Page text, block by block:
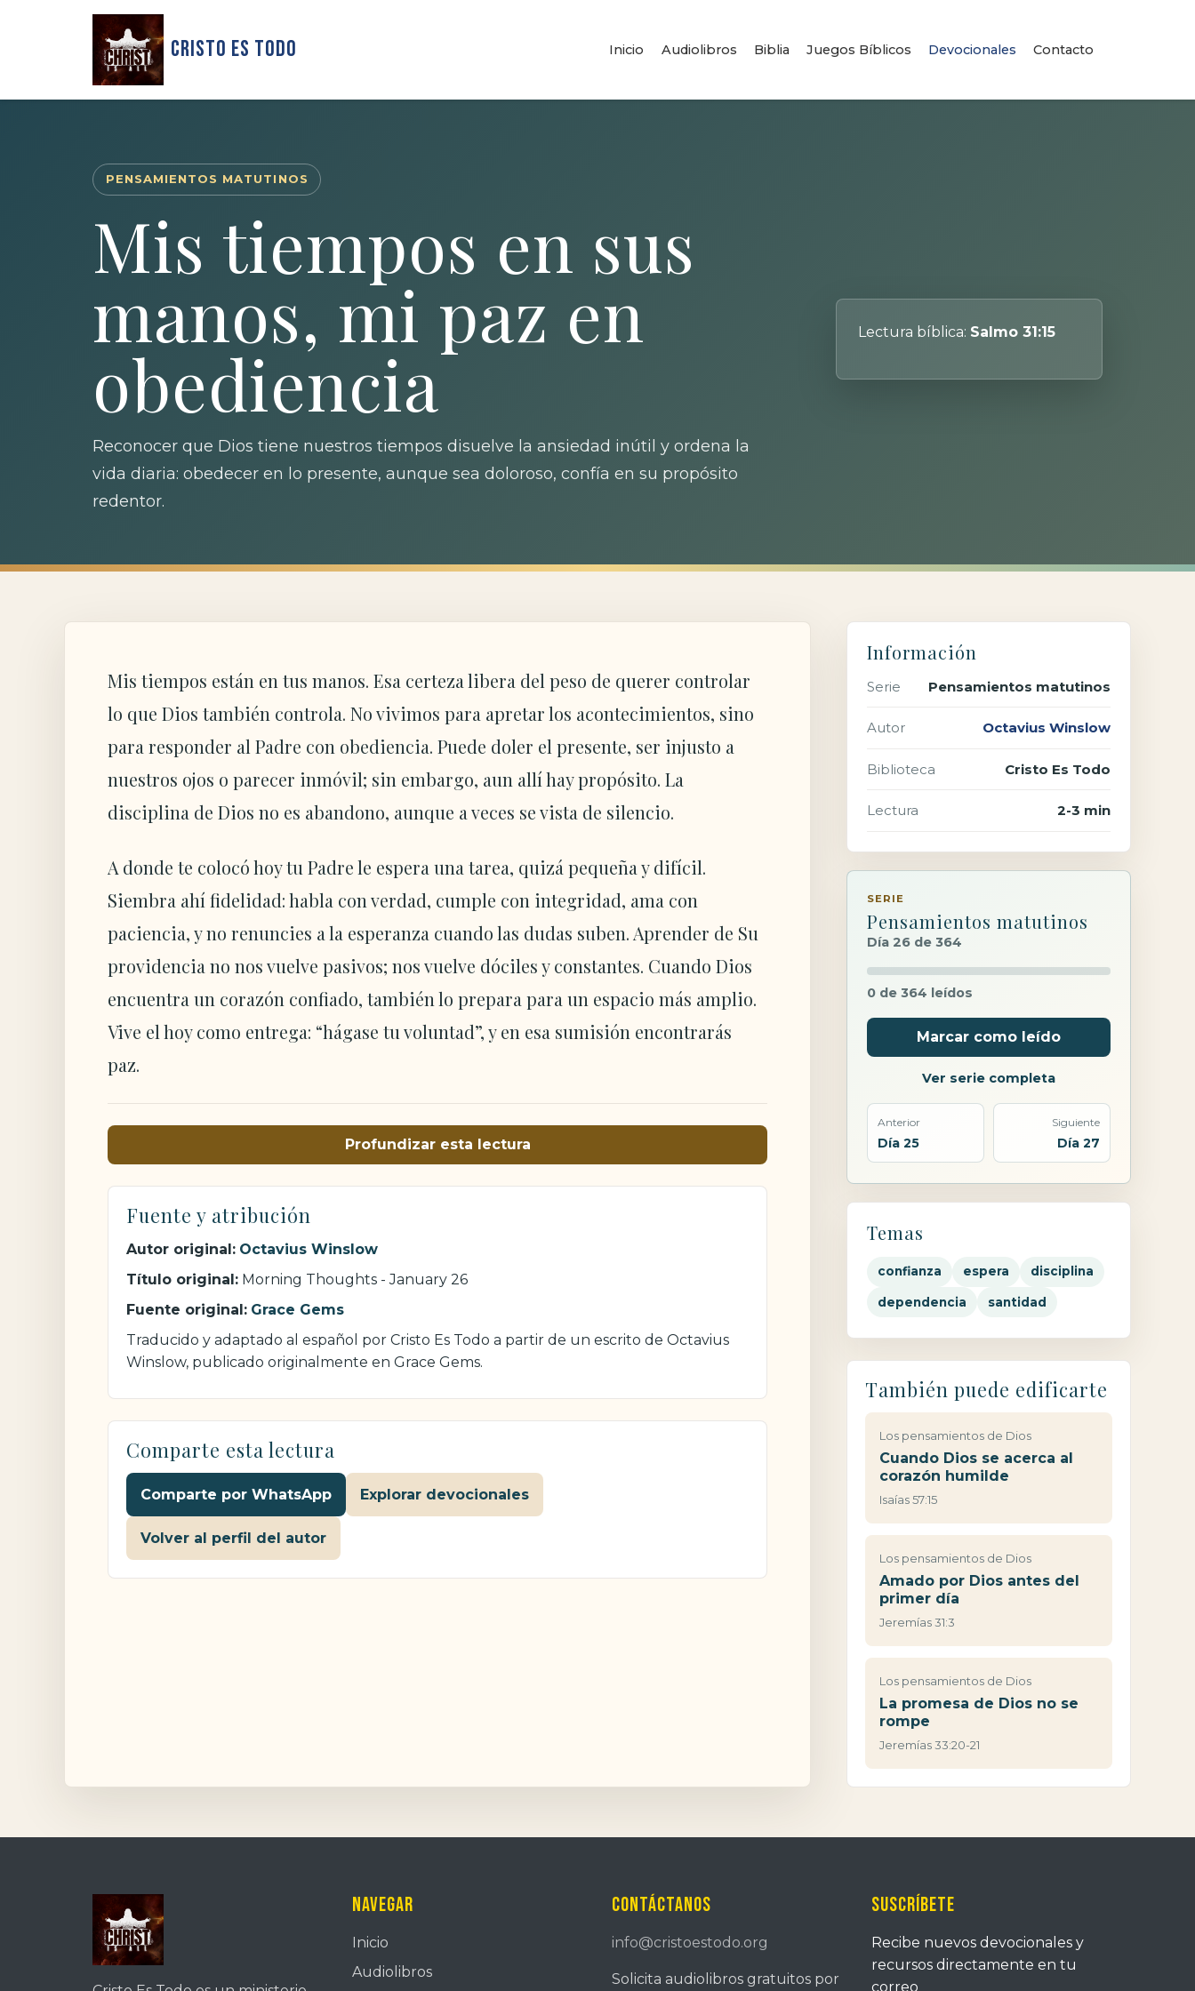
Cristo Es Todo Inicio Audiolibros Biblia Juegos Bíblicos Devocionales Contacto
PENSAMIENTOS MATUTINOS
Mis tiempos en sus
manos, mi paz en
obediencia
Reconocer que Dios tiene nuestros tiempos disuelve la ansiedad inútil y ordena la
vida diaria: obedecer en lo presente, aunque sea doloroso, confía en su propósito
redentor.
Lectura bíblica: Salmo 31:15
Mis tiempos están en tus manos. Esa certeza libera del peso de querer controlar
lo que Dios también controla. No vivimos para apretar los acontecimientos, sino
para responder al Padre con obediencia. Puede doler el presente, ser injusto a
nuestros ojos o parecer inmóvil; sin embargo, aun allí hay propósito. La
disciplina de Dios no es abandono, aunque a veces se vista de silencio.
A donde te colocó hoy tu Padre le espera una tarea, quizá pequeña y difícil.
Siembra ahí fidelidad: habla con verdad, cumple con integridad, ama con
paciencia, y no renuncies a la esperanza cuando las dudas suben. Aprender de Su
providencia no nos vuelve pasivos; nos vuelve dóciles y constantes. Cuando Dios
encuentra un corazón confiado, también lo prepara para un espacio más amplio.
Vive el hoy como entrega: “hágase tu voluntad”, y en esa sumisión encontrarás
paz.
Profundizar esta lectura
Fuente y atribución
Autor original: Octavius Winslow
Título original: Morning Thoughts - January 26
Fuente original: Grace Gems
Traducido y adaptado al español por Cristo Es Todo a partir de un escrito de Octavius
Winslow, publicado originalmente en Grace Gems.
Comparte esta lectura
Comparte por WhatsApp Explorar devocionales
Volver al perfil del autor
Información
Serie Pensamientos matutinos
Autor Octavius Winslow
Biblioteca Cristo Es Todo
Lectura 2-3 min
SERIE
Pensamientos matutinos
Día 26 de 364
0 de 364 leídos
Marcar como leído
Ver serie completa
Anterior
Día 25
Siguiente
Día 27
Temas
confianza espera disciplina
dependencia santidad
También puede edificarte
Los pensamientos de Dios
Cuando Dios se acerca al
corazón humilde
Isaías 57:15
Los pensamientos de Dios
Amado por Dios antes del
primer día
Jeremías 31:3
Los pensamientos de Dios
La promesa de Dios no se
rompe
Jeremías 33:20-21
Navegar
Inicio
Audiolibros
Contáctanos
info@cristoestodo.org
Solicita audiolibros gratuitos por
Suscríbete
Recibe nuevos devocionales y
recursos directamente en tu
correo